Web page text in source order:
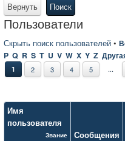
Вернуть Поиск
Пользователи
Скрыть поиск пользователей •
P Q R S T U V W X Y Z
1 2 3 4 5 ...
Имя
пользователя
Звание Сообщения